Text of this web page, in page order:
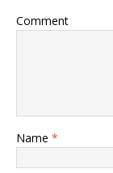
Comment
Name *